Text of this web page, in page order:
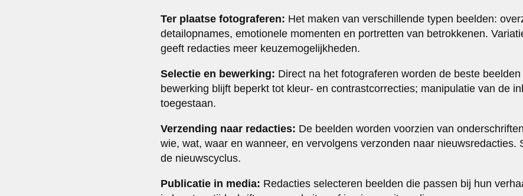
Ter plaatse fotograferen: Het maken van verschillende typen beelden:
detailopnames, emotionele momenten en portretten van betrokkenen.
geeft redacties meer keuzemogelijkheden.
Selectie en bewerking: Direct na het fotograferen worden de beste
bewerking blijft beperkt tot kleur- en contrastcorrecties; manipulatie van de
toegestaan.
Verzending naar redacties: De beelden worden voorzien van
wie, wat, waar en wanneer, en vervolgens verzonden naar nieuwsredacties.
de nieuwscyclus.
Publicatie in media: Redacties selecteren beelden die passen bij hun